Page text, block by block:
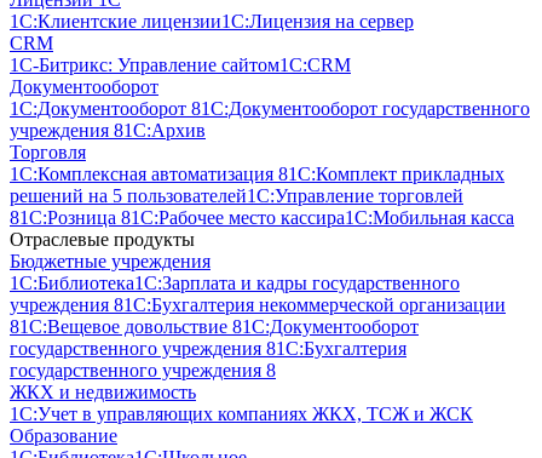
1С:Клиентские лицензии1С:Лицензия на сервер
CRM
1С-Битрикс: Управление сайтом1С:CRM
Документооборот
1С:Документооборот 81С:Документооборот государственного
учреждения 81С:Архив
Торговля
1С:Комплексная автоматизация 81С:Комплект прикладных
решений на 5 пользователей1С:Управление торговлей
81С:Розница 81С:Рабочее место кассира1С:Мобильная касса
Отраслевые продукты
Бюджетные учреждения
1С:Библиотека1С:Зарплата и кадры государственного
учреждения 81С:Бухгалтерия некоммерческой организации
81С:Вещевое довольствие 81С:Документооборот
государственного учреждения 81С:Бухгалтерия
государственного учреждения 8
ЖКХ и недвижимость
1С:Учет в управляющих компаниях ЖКХ, ТСЖ и ЖСК
Образование